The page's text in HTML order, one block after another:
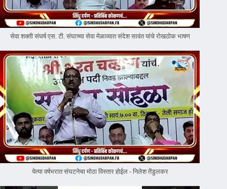
सेवा शक्ती संघर्ष एस. टी. संघाच्या सेवा मेळाव्यात संदेश सावंत यांचे रोखठोक भाषण
येत्या वर्षभरात संघटनेचा मोठा विस्तार होईल - निलेश तेंडुलकर